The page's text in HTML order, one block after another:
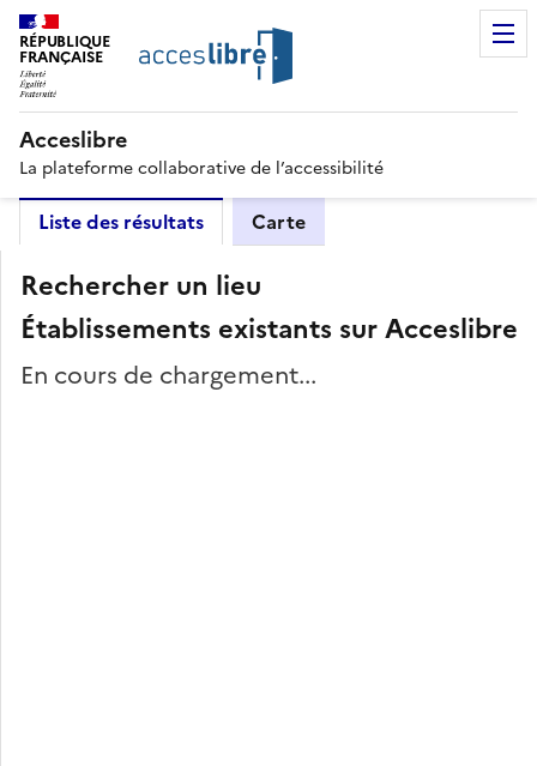
RÉPUBLIQUE
FRANÇAISE
Acceslibre
La plateforme collaborative de l’accessibilité
Liste des résultats Carte
Rechercher un lieu
Établissements existants sur Acceslibre
En cours de chargement...